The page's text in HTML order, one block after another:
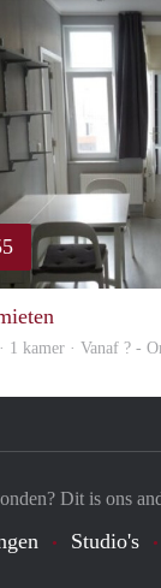
· 1 kamer · Vanaf ? -
Dit is ons
Studio's